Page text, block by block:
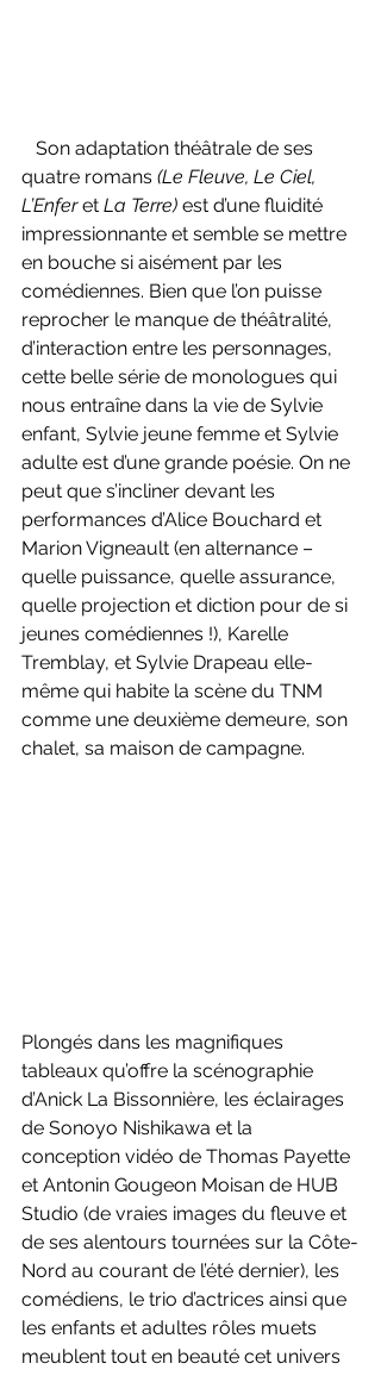
quatre romans (Le Fleuve, Le Ciel,
L’Enfer et La Terre) est d’une fluidité
impressionnante et semble se mettre
en bouche si aisément par les
comédiennes. Bien que l’on puisse
reprocher le manque de théâtralité,
d’interaction entre les personnages,
cette belle série de monologues qui
nous entraîne dans la vie de Sylvie
enfant, Sylvie jeune femme et Sylvie
adulte est d’une grande poésie. On ne
peut que s’incliner devant les
performances d’Alice Bouchard et
Marion Vigneault (en alternance –
quelle puissance, quelle assurance,
quelle projection et diction pour de si
jeunes comédiennes !), Karelle
Tremblay, et Sylvie Drapeau elle-
même qui habite la scène du TNM
comme une deuxième demeure, son
chalet, sa maison de campagne.
Plongés dans les magnifiques
tableaux qu’offre la scénographie
d’Anick La Bissonnière, les éclairages
de Sonoyo Nishikawa et la
conception vidéo de Thomas Payette
et Antonin Gougeon Moisan de HUB
Studio (de vraies images du fleuve et
de ses alentours tournées sur la Côte-
Nord au courant de l’été dernier), les
comédiens, le trio d’actrices ainsi que
les enfants et adultes rôles muets
meublent tout en beauté cet univers